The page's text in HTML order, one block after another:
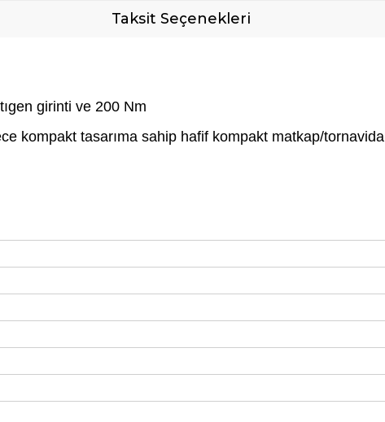
Taksit Seçenekleri
girinti ve 200 Nm
kompakt tasarıma sahip hafif kompakt matkap/tornavida